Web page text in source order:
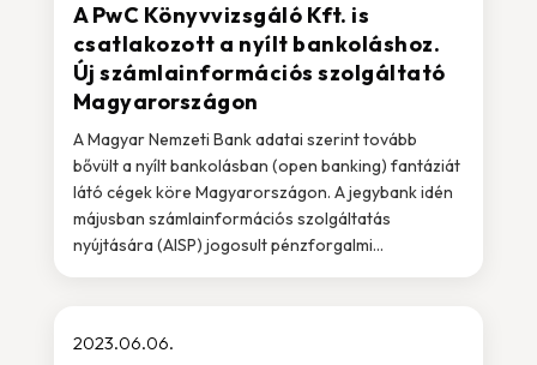
A PwC Könyvvizsgáló Kft. is
csatlakozott a nyílt bankoláshoz.
Új számlainformációs szolgáltató
Magyarországon
A Magyar Nemzeti Bank adatai szerint tovább
bővült a nyílt bankolásban (open banking) fantáziát
látó cégek köre Magyarországon. A jegybank idén
májusban számlainformációs szolgáltatás
nyújtására (AISP) jogosult pénzforgalmi...
2023.06.06.